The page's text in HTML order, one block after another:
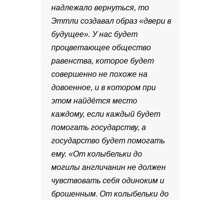
надлежало вернуться, то
Эттли создавал образ «двери в
будущее». У нас будет
процветающее общество
равенства, которое будет
совершенно не похоже на
довоенное, и в котором при
этом найдётся место
каждому, если каждый будет
помогать государству, а
государство будет помогать
ему. «От колыбельки до
могилы англичанин не должен
чувствовать себя одиноким и
брошенным. От колыбельки до